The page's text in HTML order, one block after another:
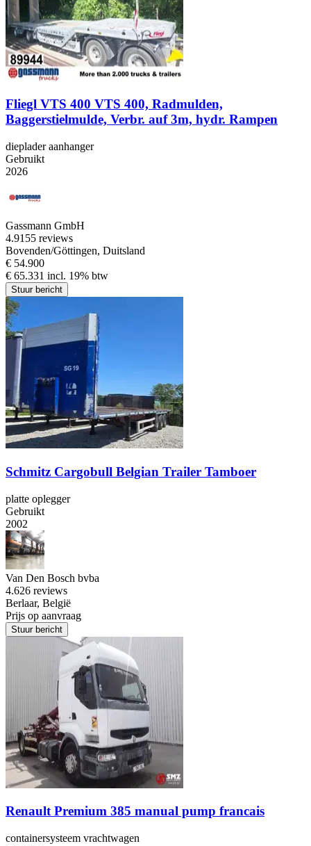
Fliegl VTS 400 VTS 400, Radmulden,
Baggerstielmulde, Verbr. auf 3m, hydr. Rampen
dieplader aanhanger
Gebruikt
2026
Gassmann GmbH
4.9155 reviews
Bovenden/Göttingen, Duitsland
€ 54.900
€ 65.331 incl. 19% btw
Stuur bericht
Schmitz Cargobull Belgian Trailer Tamboer
platte oplegger
Gebruikt
2002
Van Den Bosch bvba
4.626 reviews
Berlaar, België
Prijs op aanvraag
Stuur bericht
Renault Premium 385 manual pump francais
containersysteem vrachtwagen